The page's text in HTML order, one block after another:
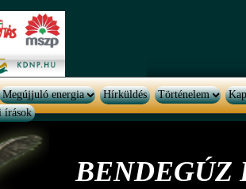
Megújjuló energia Hírküldés Történelem
írások
BENDEGÚZ